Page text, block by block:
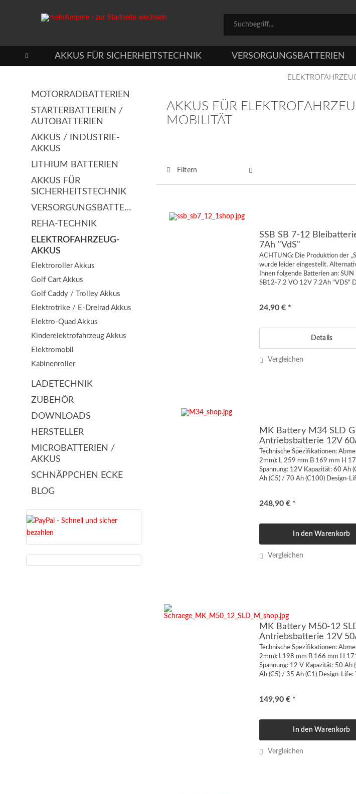
AKKUS FÜR SICHERHEITSTECHNIK VERSORGUNGSBATTERIEN

MOTORRADBATTERIEN
STARTERBATTERIEN /
AUTOBATTERIEN
AKKUS / INDUSTRIE-
AKKUS
LITHIUM BATTERIEN
AKKUS FÜR
SICHERHEITSTECHNIK
VERSORGUNGSBATTERIEN
REHA-TECHNIK
ELEKTROFAHRZEUG-
AKKUS
Elektroroller Akkus
Golf Cart Akkus
Golf Caddy / Trolley Akkus
Elektrotrike / E-Dreirad Akkus
Elektro-Quad Akkus
Kinderelektrofahrzeug Akkus
Elektromobil
Kabinenroller
LADETECHNIK
ZUBEHÖR
DOWNLOADS
HERSTELLER
MICROBATTERIEN /
AKKUS
SCHNÄPPCHEN ECKE
BLOG
AKKUS FÜR
MOBILITÄT
Filtern
SSB SB 7-12
7Ah "VdS"
ACHTUNG: Die Produktion der
wurde leider eingestellt.
Ihnen folgende Batterien an:
SB12-7.2 VO 12V 7.2Ah "VDS"
24,90 € *
Details
Vergleichen
MK Battery M34 SLD G
Antriebsbatterie 12V
"Cyclic GEL"
Technische Spezifikationen:
2mm): L 259 mm B 169 mm H
Spannung: 12V Kapazität: 60 Ah
Ah (C5) / 70 Ah (C100) Design-
248,90 € *
In den Warenkorb
Vergleichen
MK Battery M50-12
Antriebsbatterie 12V
"Cyclic AGM"
Technische Spezifikationen:
2mm): L198 mm B 166 mm H
Spannung: 12 V Kapazität: 50 Ah
Ah (C5) / 35 Ah (C1) Design-
149,90 € *
In den Warenkorb
Vergleichen